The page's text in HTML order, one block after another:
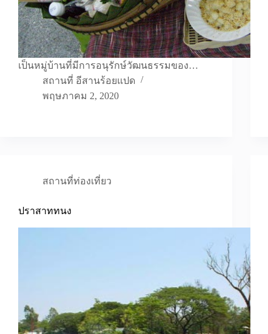
เป็นหมู่บ้านที่มีการอนุรักษ์วัฒนธรรมของ…
สถานที่ อีสานร้อยแปด
พฤษภาคม 2, 2020
สถานที่ท่องเที่ยว
ปราสาททนง